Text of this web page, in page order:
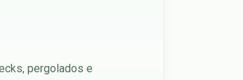
pergolados e